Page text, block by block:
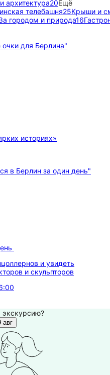
архитектура20Ещё
телебашня25Крыши и
городом и природа16
историях»
и увидеть
и скульпторов
экскурсию?
авг